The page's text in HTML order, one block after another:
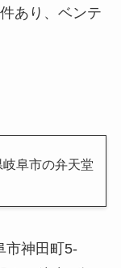
あり、ベンテ
阜市の弁天堂
市神田町5-